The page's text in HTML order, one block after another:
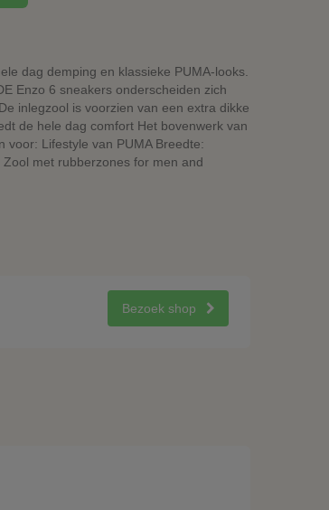
dag demping en klassieke PUMA-looks.
Enzo 6 sneakers onderscheiden zich
inlegzool is voorzien van een extra dikke
de hele dag comfort Het bovenwerk van
voor: Lifestyle van PUMA Breedte:
met rubberzones for men and
Bezoek shop